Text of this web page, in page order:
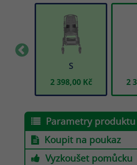
S
2 398,00 Kč
2
Parametry produktu
Koupit na poukaz
Vyzkoušet pomůcku